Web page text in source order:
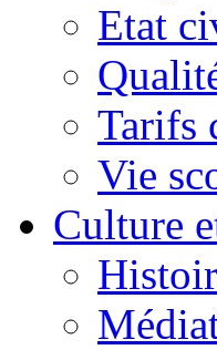
Etat
Tarifs
Vie
Culture